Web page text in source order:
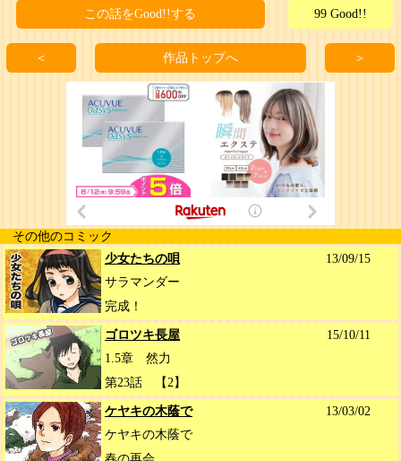
この話をGood!!する 99 Good!!
＜ 作品トップへ ＞
その他のコミック
少女たちの唄
13/09/15
サラマンダー
完成！
ゴロツキ長屋
15/10/11
1.5章 然力
第23話 【2】
ケヤキの木蔭で
13/03/02
ケヤキの木蔭で